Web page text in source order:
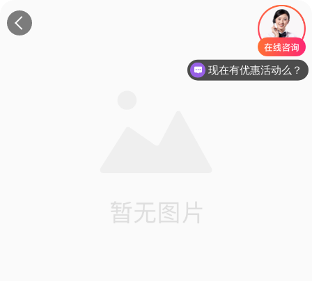
现在有优惠活动么？